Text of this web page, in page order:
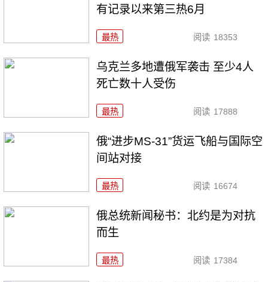
有记录以来第三热6月
最热 阅读 18353
乌克兰多地遭俄军袭击 至少4人
死亡数十人受伤
最热 阅读 17888
俄“进步MS-31”货运飞船与国际空
间站对接
最热 阅读 16674
俄总统新闻秘书：北约是为对抗
而生
最热 阅读 17384